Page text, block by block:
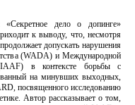
дело о допинге»
к выводу, что, несмотря
допускать нарушения
(WADA) и Международной
(IAAF) в контексте борьбы с
на минувших выходных,
посвященного исследованию
Автор рассказывает о том,